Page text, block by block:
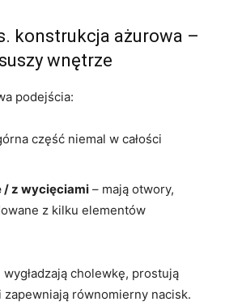
konstrukcja ażurowa –
wnętrze
podejścia:
część niemal w całości
/ z wycięciami – mają otwory,
z kilku elementów
wygładzają cholewkę, prostują
zapewniają równomierny nacisk.